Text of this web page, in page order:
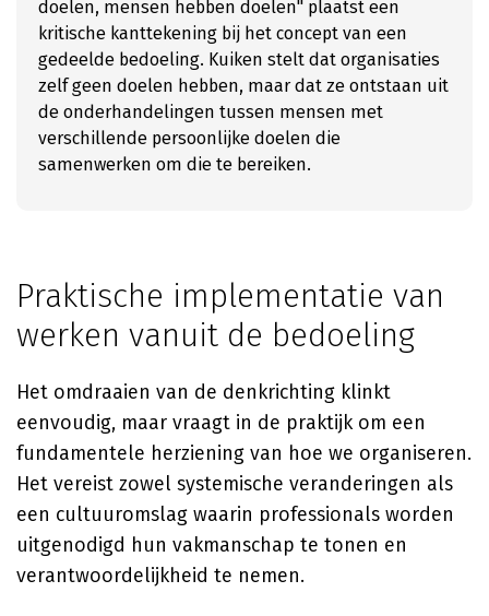
doelen, mensen hebben doelen" plaatst een
kritische kanttekening bij het concept van een
gedeelde bedoeling. Kuiken stelt dat organisaties
zelf geen doelen hebben, maar dat ze ontstaan uit
de onderhandelingen tussen mensen met
verschillende persoonlijke doelen die
samenwerken om die te bereiken.
Praktische implementatie van
werken vanuit de bedoeling
Het omdraaien van de denkrichting klinkt
eenvoudig, maar vraagt in de praktijk om een
fundamentele herziening van hoe we organiseren.
Het vereist zowel systemische veranderingen als
een cultuuromslag waarin professionals worden
uitgenodigd hun vakmanschap te tonen en
verantwoordelijkheid te nemen.